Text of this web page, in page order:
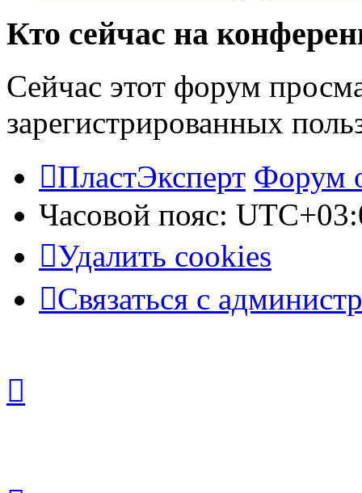
Кто сейчас на
Сейчас этот форум
зарегистрированных
ПластЭксперт Форум
Часовой пояс:
Удалить cookies
Связаться с